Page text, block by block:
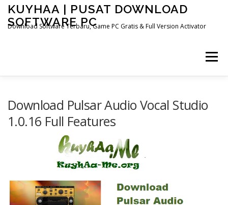
Skip
content
KUYHAA | PUSAT DOWNLOAD
SOFTWARE PC
Download Software Terbaru, Game PC Gratis & Full Version Activator
Menu
OTHER PAGES
Download Pulsar Audio Vocal Studio
1.0.16 Full Features